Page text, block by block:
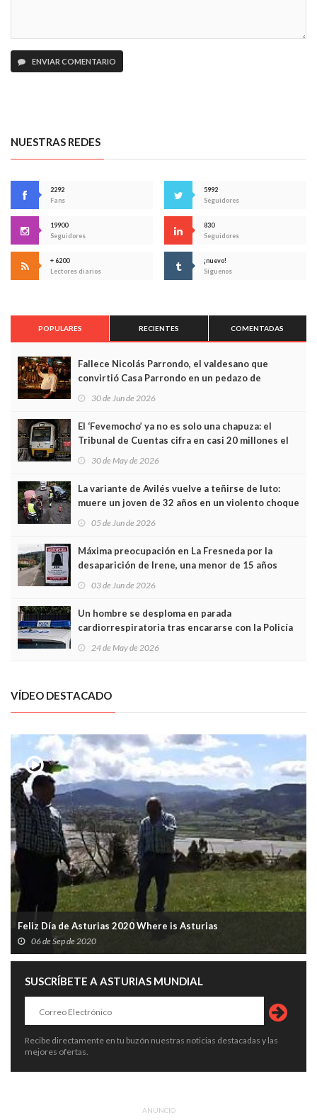
ENVIAR COMENTARIO
NUESTRAS REDES
2292
Fans
5992
Seguidores
19900
Seguidores
830
Seguidores
+ 6200
Lectores diarios
¡nuevo!
Síguenos
POPULARES RECIENTES COMENTADAS
Fallece Nicolás Parrondo, el valdesano que
convirtió Casa Parrondo en un pedazo de
Asturias en Madrid
30 de Jun de 2026
El ‘Fevemocho’ ya no es solo una chapuza: el
Tribunal de Cuentas cifra en casi 20 millones el
sobrecoste de los trenes que no cabían por los
30 de May de 2026
La variante de Avilés vuelve a teñirse de luto:
muere un joven de 32 años en un violento choque
frontal
05 de Jun de 2026
Máxima preocupación en La Fresneda por la
desaparición de Irene, una menor de 15 años
03 de Jun de 2026
Un hombre se desploma en parada
cardiorrespiratoria tras encararse con la Policía
Local en Luanco
24 de May de 2026
VÍDEO DESTACADO
Feliz Día de Asturias 2020 Where is Asturias
06 de Sep de 2020
SUSCRÍBETE A ASTURIAS MUNDIAL
Recibe directamente en tu buzón nuestras noticias destacadas y las
mejores ofertas.
ANUNCIO